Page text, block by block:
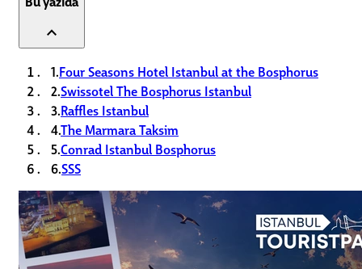
expand_less
1.Four Seasons Hotel Istanbul at the Bosphorus
2.Swissotel The Bosphorus Istanbul
3.Raffles Istanbul
4.The Marmara Taksim
5.Conrad Istanbul Bosphorus
6.SSS